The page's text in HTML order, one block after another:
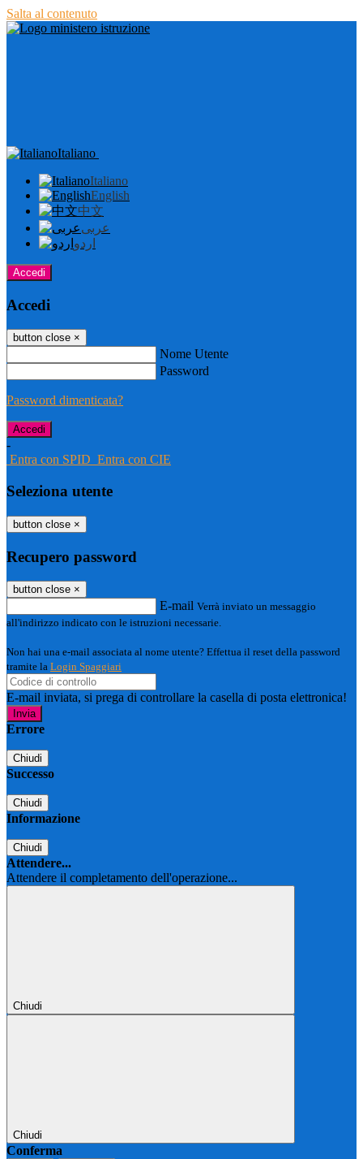
Salta al contenuto
Italiano
Italiano
English
中文
عربى
اردو
Accedi
Accedi
button close ×
Nome Utente
Password
Password dimenticata?
-
Entra con SPID Entra con CIE
Seleziona utente
button close ×
Recupero password
button close ×
E-mail Verrà inviato un messaggio
all'indirizzo indicato con le istruzioni necessarie.
Non hai una e-mail associata al nome utente? Effettua il reset della password
tramite la Login Spaggiari
E-mail inviata, si prega di controllare la casella di posta elettronica!
Errore
Chiudi
Successo
Chiudi
Informazione
Chiudi
Attendere...
Attendere il completamento dell'operazione...
Chiudi
Chiudi
Conferma